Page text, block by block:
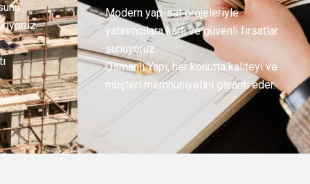
Modern yap-sat projeleriyle
yatırımcılara kârlı ve güvenli fırsatlar
sunuyoruz.
Osmanlı Yapı, her konutta kaliteyi ve
müşteri memnuniyetini garanti eder.